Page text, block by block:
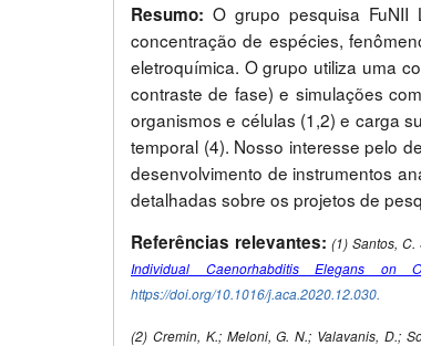
Resumo: O grupo pesquisa FuNII
concentração de espécies,
eletroquímica. O grupo utiliza uma
contraste de fase) e simulações
organismos e células (1,2) e carga
temporal (4). Nosso interesse pelo
desenvolvimento de instrumentos
detalhadas sobre os projetos de
Referências relevantes: (1) Santos, C.
Individual Caenorhabditis Elegans on
https://doi.org/10.1016/j.aca.2020.12.030.
(2) Cremin, K.; Meloni, G. N.; Valavanis, D.;